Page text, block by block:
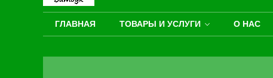
ГЛАВНАЯ ТОВАРЫ И УСЛУГИ О НАС